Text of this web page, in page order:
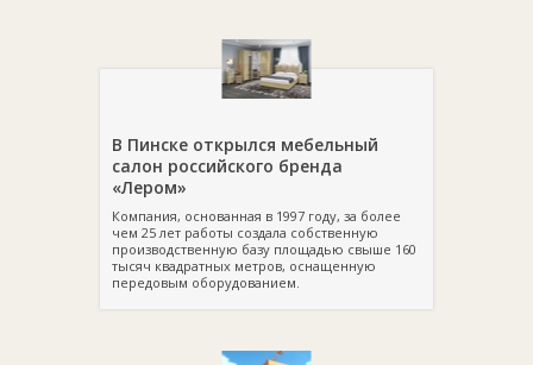
В Пинске открылся мебельный
салон российского бренда
«Лером»
Компания, основанная в 1997 году, за более
чем 25 лет работы создала собственную
производственную базу площадью свыше 160
тысяч квадратных метров, оснащенную
передовым оборудованием.